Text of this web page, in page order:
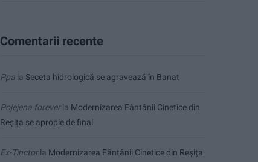
Comentarii recente
Ppa la Seceta hidrologică se agravează în Banat
Pojejena foreverla Modernizarea Fântânii Cinetice din
Reșița se apropie de final
Ex-Tinctorla Modernizarea Fântânii Cinetice din Reșița